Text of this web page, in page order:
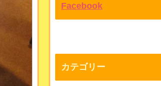
Facebook
カテゴリー